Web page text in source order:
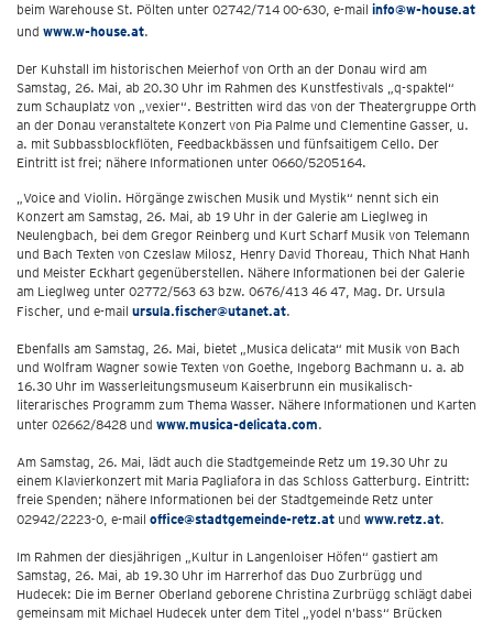
beim Warehouse St. Pölten unter 02742/714 00-630, e-mail info@w-house.at
und www.w-house.at.
Der Kuhstall im historischen Meierhof von Orth an der Donau wird am
Samstag, 26. Mai, ab 20.30 Uhr im Rahmen des Kunstfestivals „q-spaktel“
zum Schauplatz von „vexier“. Bestritten wird das von der Theatergruppe Orth
an der Donau veranstaltete Konzert von Pia Palme und Clementine Gasser, u.
a. mit Subbassblockflöten, Feedbackbässen und fünfsaitigem Cello. Der
Eintritt ist frei; nähere Informationen unter 0660/5205164.
„Voice and Violin. Hörgänge zwischen Musik und Mystik“ nennt sich ein
Konzert am Samstag, 26. Mai, ab 19 Uhr in der Galerie am Lieglweg in
Neulengbach, bei dem Gregor Reinberg und Kurt Scharf Musik von Telemann
und Bach Texten von Czeslaw Milosz, Henry David Thoreau, Thich Nhat Hanh
und Meister Eckhart gegenüberstellen. Nähere Informationen bei der Galerie
am Lieglweg unter 02772/563 63 bzw. 0676/413 46 47, Mag. Dr. Ursula
Fischer, und e-mail ursula.fischer@utanet.at.
Ebenfalls am Samstag, 26. Mai, bietet „Musica delicata“ mit Musik von Bach
und Wolfram Wagner sowie Texten von Goethe, Ingeborg Bachmann u. a. ab
16.30 Uhr im Wasserleitungsmuseum Kaiserbrunn ein musikalisch-
literarisches Programm zum Thema Wasser. Nähere Informationen und Karten
unter 02662/8428 und www.musica-delicata.com.
Am Samstag, 26. Mai, lädt auch die Stadtgemeinde Retz um 19.30 Uhr zu
einem Klavierkonzert mit Maria Pagliafora in das Schloss Gatterburg. Eintritt:
freie Spenden; nähere Informationen bei der Stadtgemeinde Retz unter
02942/2223-0, e-mail office@stadtgemeinde-retz.at und www.retz.at.
Im Rahmen der diesjährigen „Kultur in Langenloiser Höfen“ gastiert am
Samstag, 26. Mai, ab 19.30 Uhr im Harrerhof das Duo Zurbrügg und
Hudecek: Die im Berner Oberland geborene Christina Zurbrügg schlägt dabei
gemeinsam mit Michael Hudecek unter dem Titel „yodel n’bass“ Brücken